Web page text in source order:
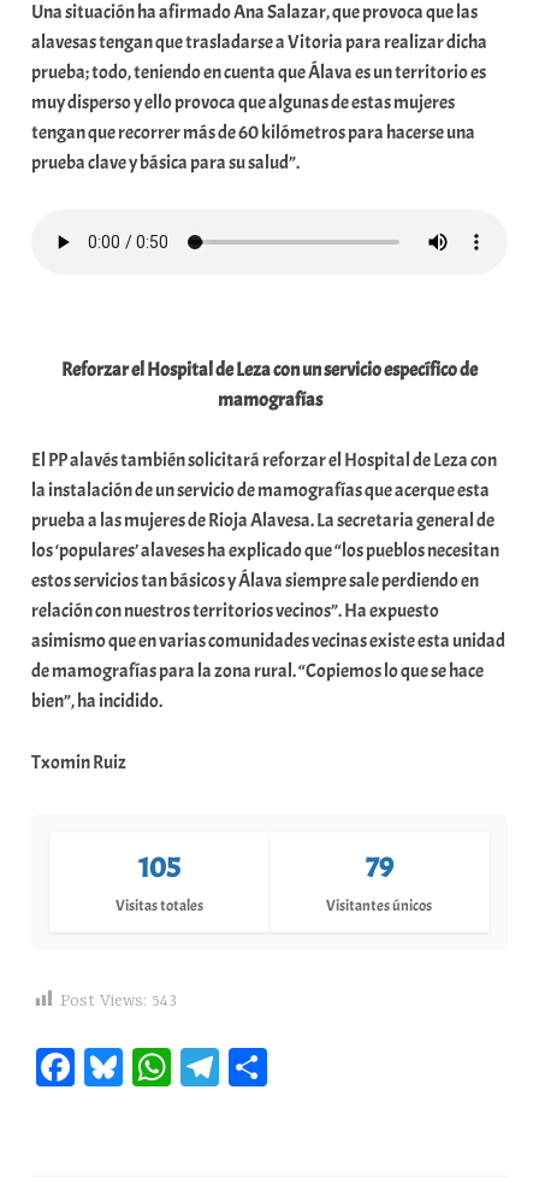
a
Una situación ha afirmado Ana Salazar, que provoca que las
alavesas tengan que trasladarse a Vitoria para realizar dicha
prueba; todo, teniendo en cuenta que Álava es un territorio es
muy disperso y ello provoca que algunas de estas mujeres
tengan que recorrer más de 60 kilómetros para hacerse una
prueba clave y básica para su salud”.
Reforzar el Hospital de Leza con un servicio específico de
mamografías
El PP alavés también solicitará reforzar el Hospital de Leza con
la instalación de un servicio de mamografías que acerque esta
prueba a las mujeres de Rioja Alavesa. La secretaria general de
los ‘populares’ alaveses ha explicado que “los pueblos necesitan
estos servicios tan básicos y Álava siempre sale perdiendo en
relación con nuestros territorios vecinos”. Ha expuesto
asimismo que en varias comunidades vecinas existe esta unidad
de mamografías para la zona rural. “Copiemos lo que se hace
bien”, ha incidido.
Txomin Ruiz
105
Visitas totales
79
Visitantes únicos
Post Views: 543
Fa Bl W Te